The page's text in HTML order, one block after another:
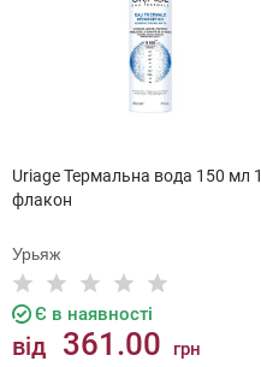
Uriage Термальна вода 150 мл 1
флакон
Урьяж
Є в наявності
від 361.00 грн